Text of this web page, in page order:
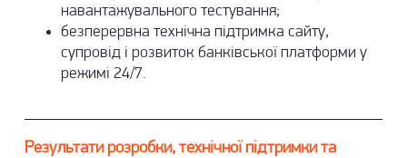
навантажувального тестування;
безперервна технічна підтримка сайту,
супровід і розвиток банківської платформи у
режимі 24/7.
Результати розробки, технічної підтримки та